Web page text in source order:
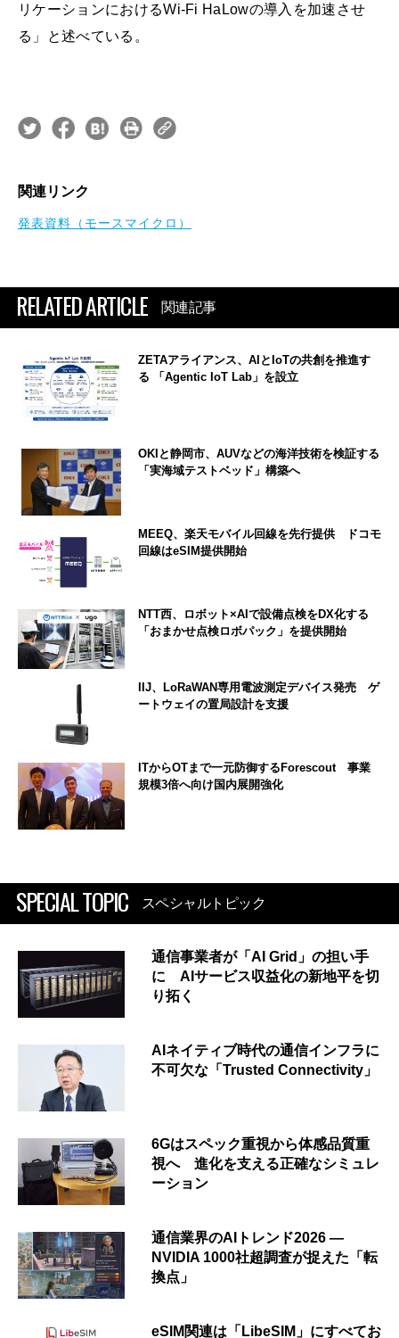
リケーションにおけるWi-Fi HaLowの導入を加速させ
る」と述べている。
関連リンク
発表資料（モースマイクロ）
RELATED ARTICLE 関連記事
ZETAアライアンス、AIとIoTの共創を推進す
る 「Agentic IoT Lab」を設立
OKIと静岡市、AUVなどの海洋技術を検証する
「実海域テストベッド」構築へ
MEEQ、楽天モバイル回線を先行提供 ドコモ
回線はeSIM提供開始
NTT西、ロボット×AIで設備点検をDX化する
「おまかせ点検ロボパック」を提供開始
IIJ、LoRaWAN専用電波測定デバイス発売 ゲ
ートウェイの置局設計を支援
ITからOTまで一元防御するForescout 事業
規模3倍へ向け国内展開強化
SPECIAL TOPIC スペシャルトピック
通信事業者が「AI Grid」の担い手
に AIサービス収益化の新地平を切
り拓く
AIネイティブ時代の通信インフラに
不可欠な「Trusted Connectivity」
6Gはスペック重視から体感品質重
視へ 進化を支える正確なシミュレ
ーション
通信業界のAIトレンド2026 ―
NVIDIA 1000社超調査が捉えた「転
換点」
eSIM関連は「LibeSIM」にすべてお